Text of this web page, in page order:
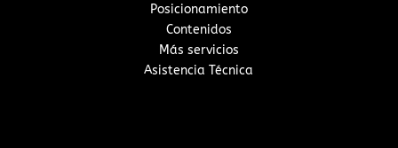
Posicionamiento
Contenidos
Más servicios
Asistencia Técnica